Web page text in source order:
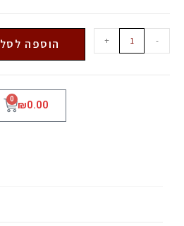
-
+ הוספה לסל
₪0.00
0